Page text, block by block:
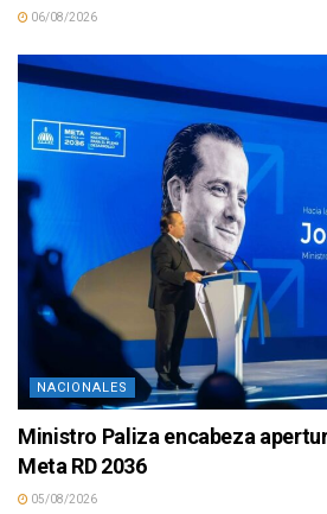
06/08/2026
NACIONALES
Ministro Paliza encabeza
Meta RD 2036
05/08/2026